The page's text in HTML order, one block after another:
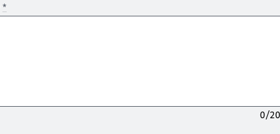
*
0/